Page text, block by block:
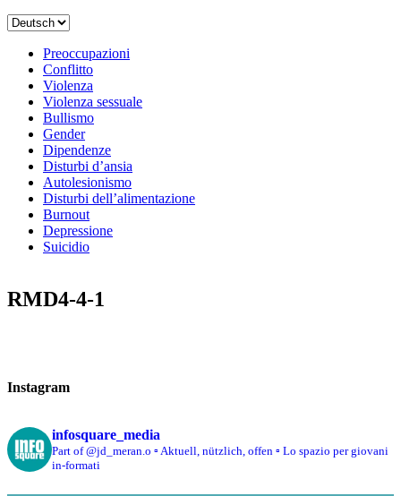
Scegli
lingua
Preoccupazioni
Conflitto
Violenza
Violenza sessuale
Bullismo
Gender
Dipendenze
Disturbi d’ansia
Autolesionismo
Disturbi dell’alimentazione
Burnout
Depressione
Suicidio
RMD4-4-1
Instagram
infosquare_media
Part of @jd_meran.o ▫️ Aktuell, nützlich, offen ▫️ Lo spazio per giovani
in-formati